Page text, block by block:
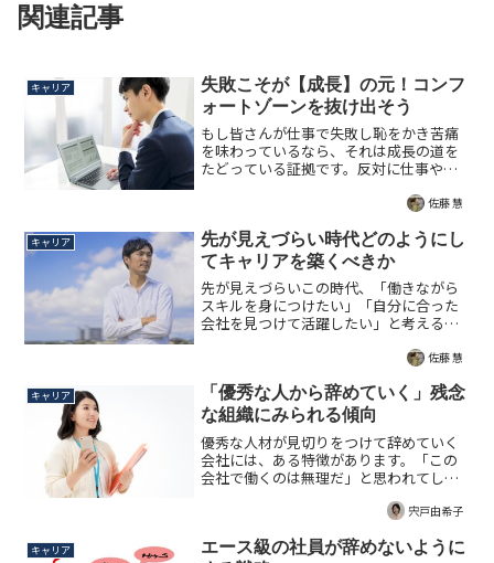
関連記事
キャリア
失敗こそが【成長】の元！コンフ
ォートゾーンを抜け出そう
もし皆さんが仕事で失敗し恥をかき苦痛
を味わっているなら、それは成長の道を
たどっている証拠です。反対に仕事や人
いるのであれば、それは「コンフォート
す。望む変化と成長を成し遂げるため、
すべきことを指南する記事。
佐藤 慧
キャリア
先が見えづらい時代どのようにし
てキャリアを築くべきか
先が見えづらいこの時代、「働きながら
スキルを身につけたい」「自分に合った
会社を見つけて活躍したい」と考える人
え方は現実的には無理があると言わざる
記事。
佐藤 慧
キャリア
「優秀な人から辞めていく」残念
な組織にみられる傾向
優秀な人材が見切りをつけて辞めていく
会社には、ある特徴があります。「この
会社で働くのは無理だ」と思われてしま
宍戸由希子
キャリア
エース級の社員が辞めないように